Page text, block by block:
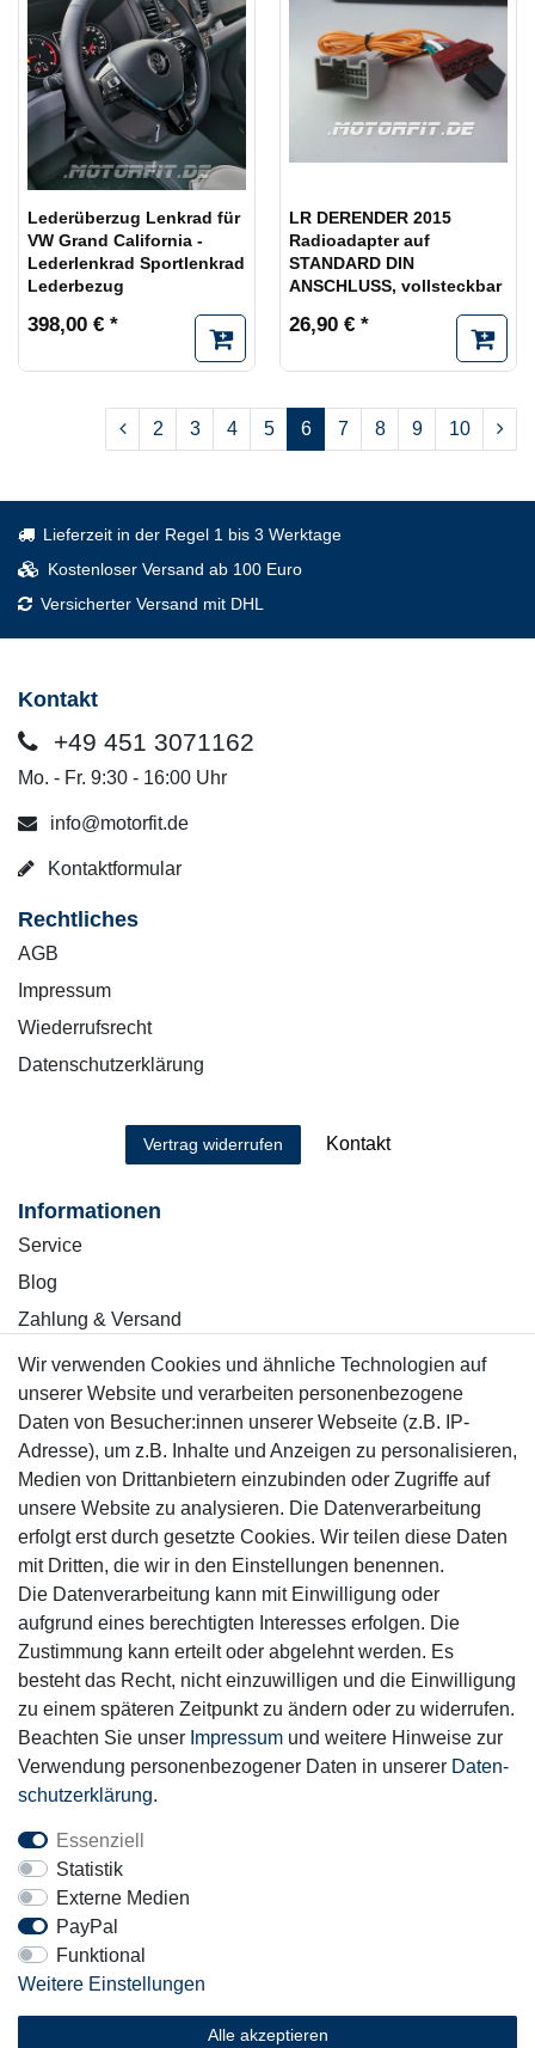
Lederüberzug Lenkrad für
VW Grand California -
Lederlenkrad Sportlenkrad
Lederbezug
398,00 € *
LR DERENDER 2015
Radioadapter auf
STANDARD DIN
ANSCHLUSS, vollsteckbar
26,90 € *
2 3 4 5 6 7 8 9 10
Lieferzeit in der Regel 1 bis 3 Werktage
Kostenloser Versand ab 100 Euro
Versicherter Versand mit DHL
Kontakt
+49 451 3071162
Mo. - Fr. 9:30 - 16:00 Uhr
info@motorfit.de
Kontaktformular
Rechtliches
AGB
Impressum
Wiederrufsrecht
Datenschutzerklärung
Vertrag widerrufen Kontakt
Informationen
Service
Blog
Zahlung & Versand
Sicher einkaufen
Mitglied
Motor-Fit
© Copyright 2026 | Alle Rechte vorbehalten.
Wir verwenden Cookies und ähnliche Technologien auf
unserer Website und verarbeiten personenbezogene
Daten von Besucher:innen unserer Webseite (z.B. IP-
Adresse), um z.B. Inhalte und Anzeigen zu personalisieren,
Medien von Drittanbietern einzubinden oder Zugriffe auf
unsere Website zu analysieren. Die Datenverarbeitung
erfolgt erst durch gesetzte Cookies. Wir teilen diese Daten
mit Dritten, die wir in den Einstellungen benennen.
Die Datenverarbeitung kann mit Einwilligung oder
aufgrund eines berechtigten Interesses erfolgen. Die
Zustimmung kann erteilt oder abgelehnt werden. Es
besteht das Recht, nicht einzuwilligen und die Einwilligung
zu einem späteren Zeitpunkt zu ändern oder zu widerrufen.
Beachten Sie unser Impressum und weitere Hinweise zur
Verwendung personenbezogener Daten in unserer Daten­
schutz­erklärung.
Essenziell
Statistik
Externe Medien
PayPal
Funktional
Weitere Einstellungen
Alle akzeptieren